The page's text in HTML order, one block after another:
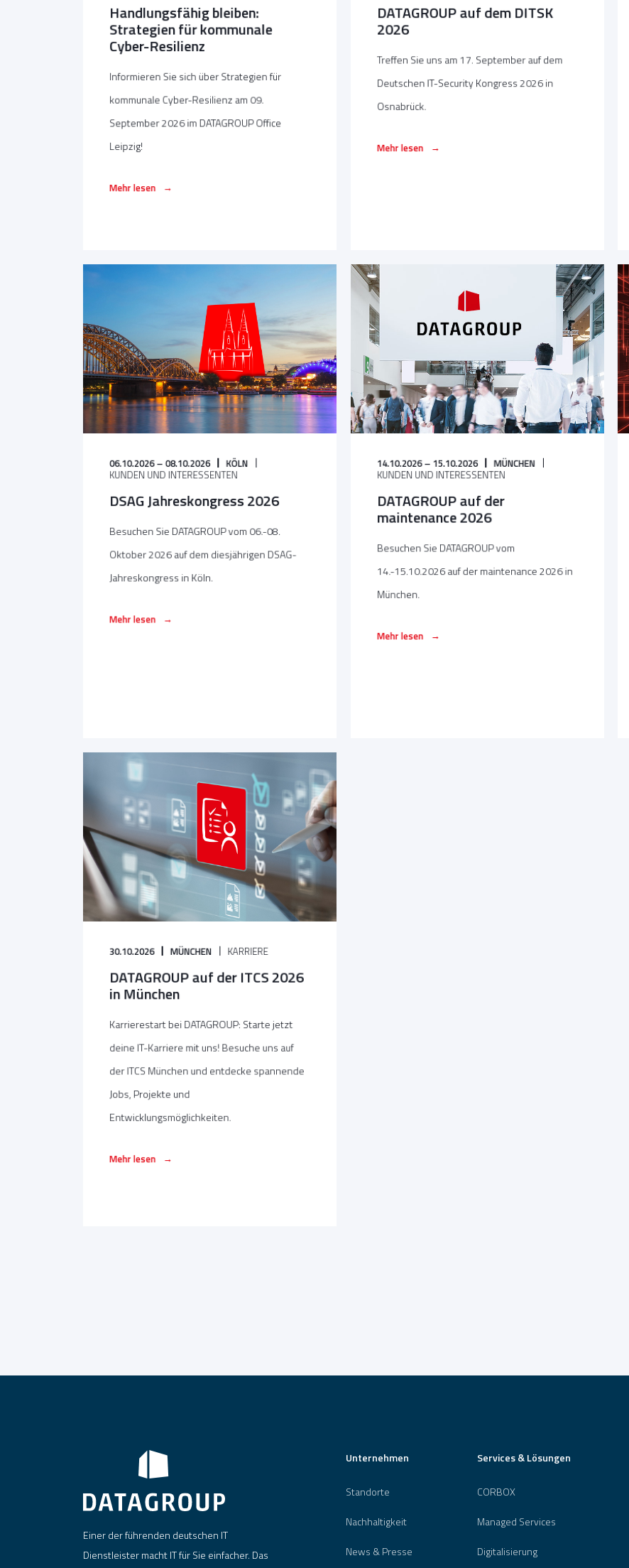
Handlungsfähig bleiben:
Strategien für kommunale
Cyber-Resilienz
Informieren Sie sich über Strategien für
kommunale Cyber-Resilienz am 09.
September 2026 im DATAGROUP Office
Leipzig!
Mehr lesen →
DATAGROUP auf dem DITSK
2026
Treffen Sie uns am 17. September auf dem
Deutschen IT-Security Kongress 2026 in
Osnabrück.
Mehr lesen →
06.10.2026 – 08.10.2026 KÖLN
KUNDEN UND INTERESSENTEN
DSAG Jahreskongress 2026
Besuchen Sie DATAGROUP vom 06.-08.
Oktober 2026 auf dem diesjährigen DSAG-
Jahreskongress in Köln.
Mehr lesen →
14.10.2026 – 15.10.2026 MÜNCHEN
KUNDEN UND INTERESSENTEN
DATAGROUP auf der
maintenance 2026
Besuchen Sie DATAGROUP vom
14.-15.10.2026 auf der maintenance 2026 in
München.
Mehr lesen →
30.10.2026 MÜNCHEN KARRIERE
DATAGROUP auf der ITCS 2026
in München
Karrierestart bei DATAGROUP: Starte jetzt
deine IT-Karriere mit uns! Besuche uns auf
der ITCS München und entdecke spannende
Jobs, Projekte und
Entwicklungsmöglichkeiten.
Mehr lesen →
Einer der führenden deutschen IT
Dienstleister macht IT für Sie einfacher. Das
Unternehmen
Standorte
Nachhaltigkeit
News & Presse
Services & Lösungen
CORBOX
Managed Services
Digitalisierung